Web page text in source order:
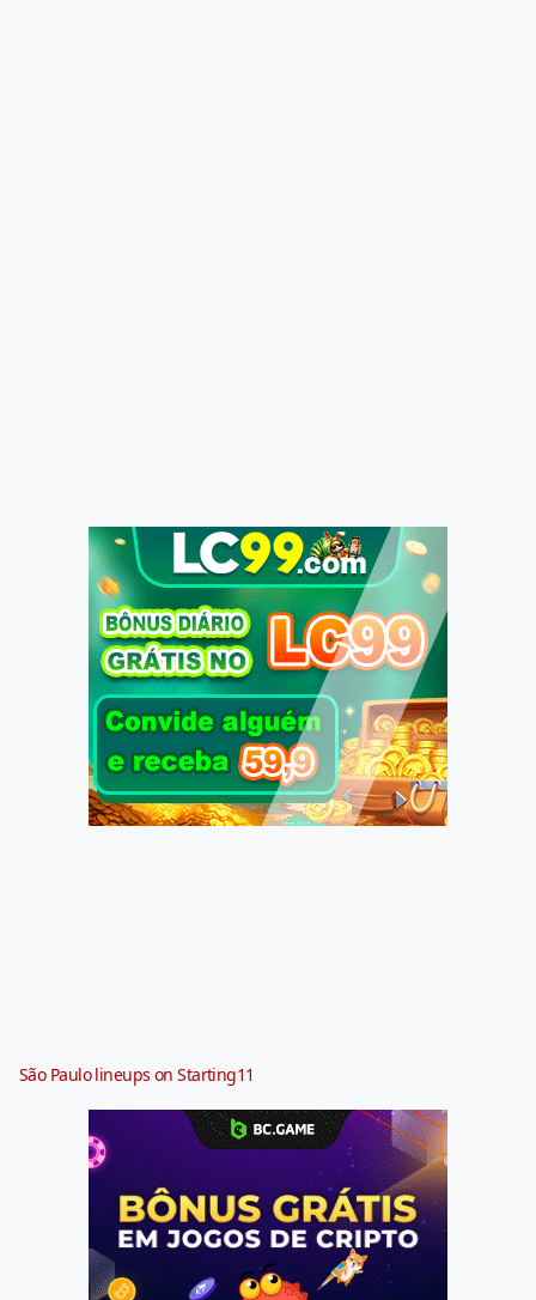
São Paulo lineups on Starting11